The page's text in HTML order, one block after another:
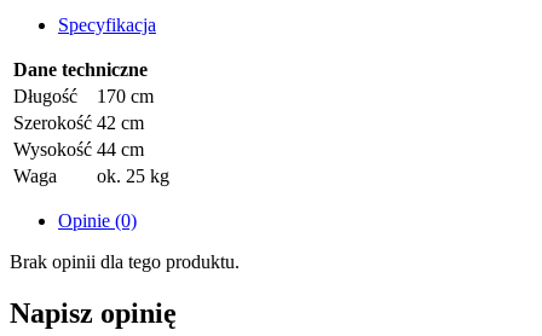
Specyfikacja
Dane techniczne
Długość
170 cm
Szerokość 42 cm
Wysokość 44 cm
Waga
ok. 25 kg
Opinie (0)
Brak opinii dla tego produktu.
Napisz opinię